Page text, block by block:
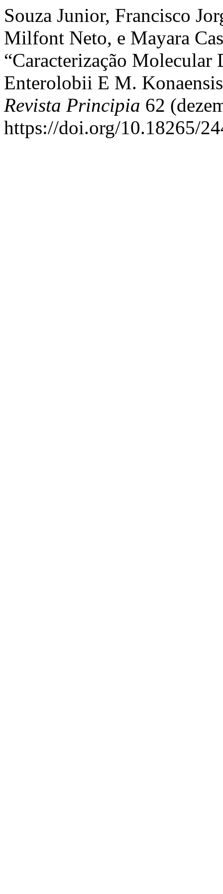
Souza Junior, Francisco
Milfont Neto, e Mayara
“Caracterização
Enterolobii E M.
Revista Principia 62
https://doi.org/10.18265/